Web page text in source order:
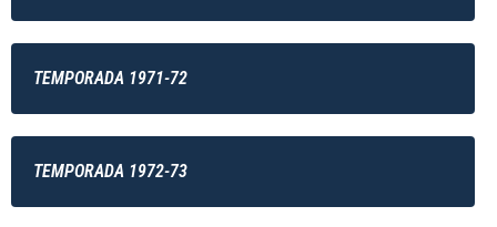
TEMPORADA 1971-72
TEMPORADA 1972-73